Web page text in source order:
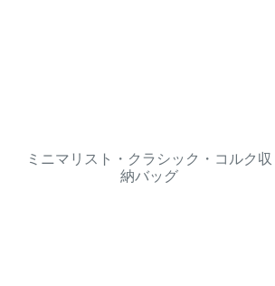
ミニマリスト・クラシック・コルク収
納バッグ